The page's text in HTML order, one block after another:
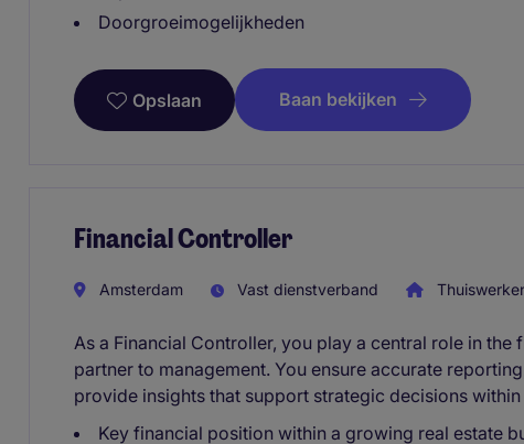
Doorgroeimogelijkheden
Opslaan Baan bekijken
Financial Controller
Amsterdam Vast dienstverband
As a Financial Controller, you play a central role in the
partner to management. You ensure accurate
provide insights that support strategic decisions
Key financial position within a growing real estate